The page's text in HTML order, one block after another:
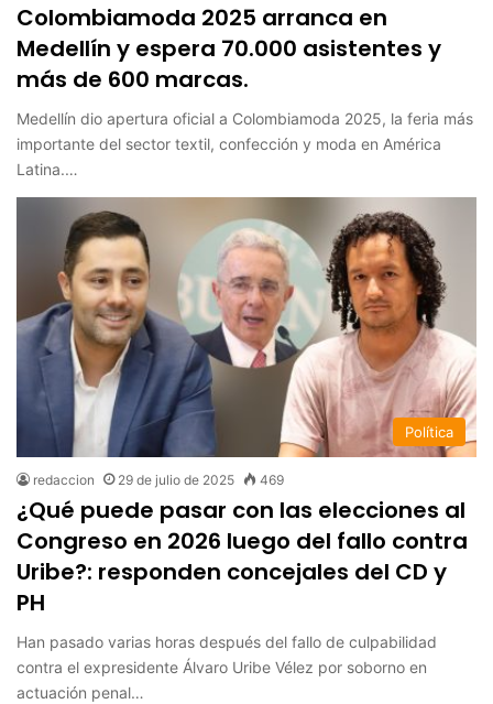
Colombiamoda 2025 arranca en
Medellín y espera 70.000 asistentes y
más de 600 marcas.
Medellín dio apertura oficial a Colombiamoda 2025, la feria más
importante del sector textil, confección y moda en América
Latina.…
Política
redaccion 29 de julio de 2025 469
¿Qué puede pasar con las elecciones al
Congreso en 2026 luego del fallo contra
Uribe?: responden concejales del CD y
PH
Han pasado varias horas después del fallo de culpabilidad
contra el expresidente Álvaro Uribe Vélez por soborno en
actuación penal…